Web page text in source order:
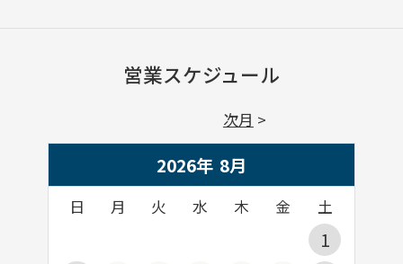
営業スケジュール
2026年 8月
日 月 火 水 木 金 土
1
次月